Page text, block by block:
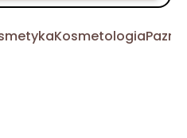
Kosmetologia